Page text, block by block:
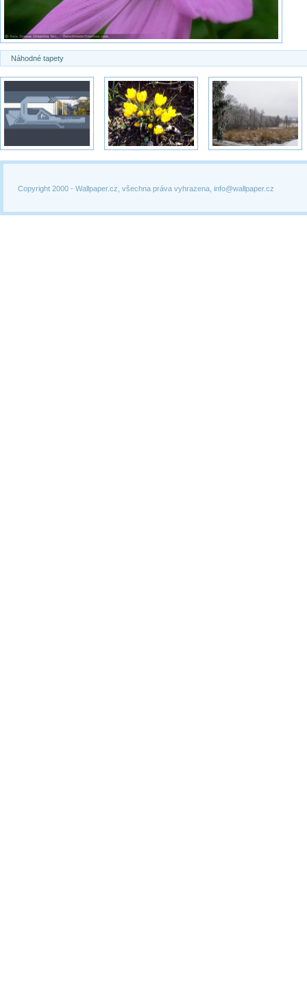
Náhodné tapety
Copyright 2000 - Wallpaper.cz, všechna práva vyhrazena, info@wallpaper.cz